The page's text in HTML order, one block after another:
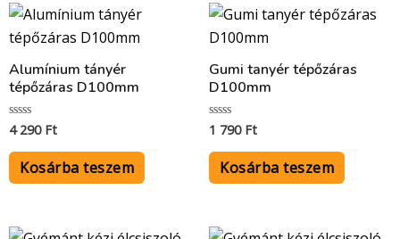
Alumínium tányér
tépőzáras D100mm
Értékelés:
0
/
4 290 Ft
Kosárba teszem
Gumi tanyér tépőzáras
D100mm
Értékelés:
0
/
1 790 Ft
Kosárba teszem